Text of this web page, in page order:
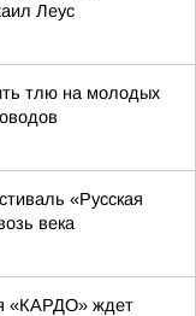
Леус
тлю на молодых
«Русская
века
«КАРДО» ждет